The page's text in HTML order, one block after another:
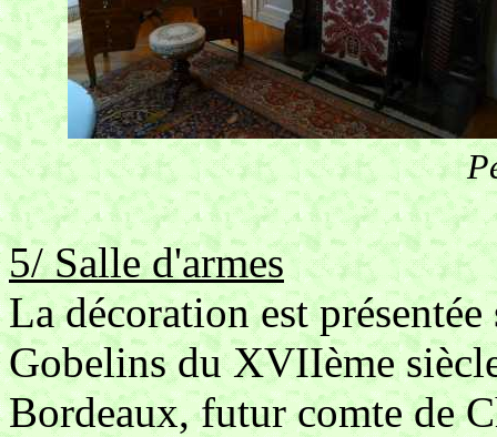
5/ Salle d'armes
La décoration est
Gobelins du XVIIème
Bordeaux, futur comte de